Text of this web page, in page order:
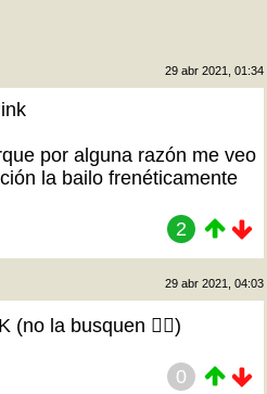
29 abr 2021, 01:34
por alguna razón me veo
la bailo frenéticamente
2
29 abr 2021, 04:03
(no la busquen 🤦‍♀️)
0